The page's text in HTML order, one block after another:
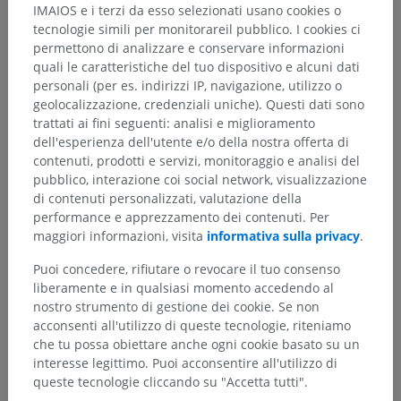
Hai notato un errore?
Non esitare a suggerire una correzione, traduzione o
un miglioramento dei contenuti.
Segnala un problema
SCARICA L'APP
IMAIOS e i terzi da esso selezionati usano cookies o
tecnologie simili per monitorareil pubblico. I cookies ci
permettono di analizzare e conservare informazioni
quali le caratteristiche del tuo dispositivo e alcuni dati
personali (per es. indirizzi IP, navigazione, utilizzo o
geolocalizzazione, credenziali uniche). Questi dati sono
trattati ai fini seguenti: analisi e miglioramento
dell'esperienza dell'utente e/o della nostra offerta di
contenuti, prodotti e servizi, monitoraggio e analisi del
pubblico, interazione coi social network, visualizzazione
di contenuti personalizzati, valutazione della
performance e apprezzamento dei contenuti. Per
maggiori informazioni, visita informativa sulla privacy.
Puoi concedere, rifiutare o revocare il tuo consenso
liberamente e in qualsiasi momento accedendo al
nostro strumento di gestione dei cookie. Se non
acconsenti all'utilizzo di queste tecnologie, riteniamo
che tu possa obiettare anche ogni cookie basato su un
interesse legittimo. Puoi acconsentire all'utilizzo di
queste tecnologie cliccando su "Accetta tutti".